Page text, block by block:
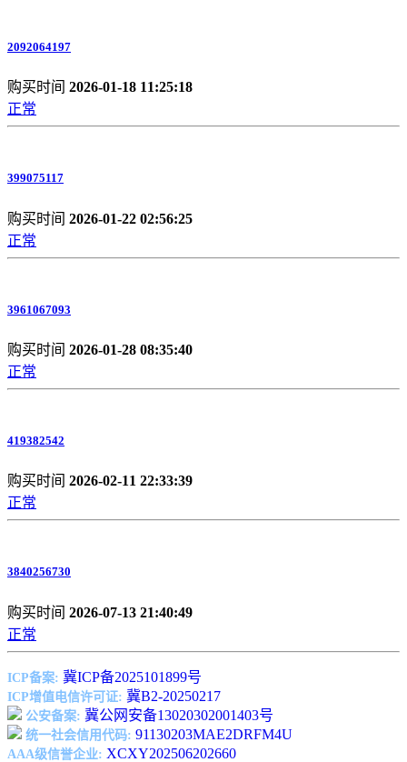
2092064197
购买时间 2026-01-18 11:25:18
正常
399075117
购买时间 2026-01-22 02:56:25
正常
3961067093
购买时间 2026-01-28 08:35:40
正常
419382542
购买时间 2026-02-11 22:33:39
正常
3840256730
购买时间 2026-07-13 21:40:49
正常
ICP备案: 冀ICP备2025101899号
ICP增值电信许可证: 冀B2-20250217
公安备案: 冀公网安备13020302001403号
统一社会信用代码: 91130203MAE2DRFM4U
AAA级信誉企业: XCXY202506202660